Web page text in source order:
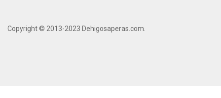
Copyright © 2013-2023 Dehigosaperas.com.